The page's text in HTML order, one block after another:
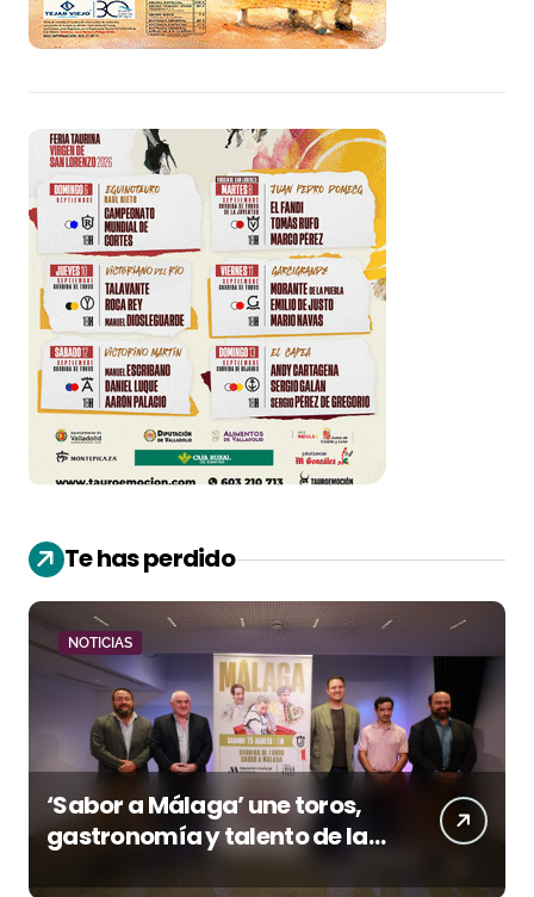
Te has perdido
NOTICIAS
‘Sabor a Málaga’ une toros,
gastronomía y talento de la
tierra en La Malagueta